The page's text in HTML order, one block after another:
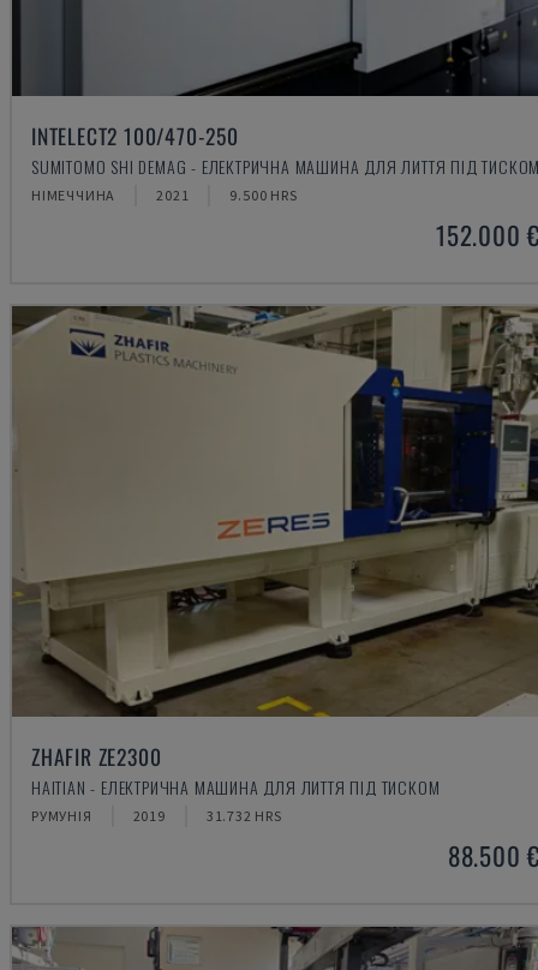
INTELECT2 100/470-250
SUMITOMO SHI DEMAG - ЕЛЕКТРИЧНА МАШИНА ДЛЯ ЛИТТЯ ПІД
НІМЕЧЧИНА 2021 9.500 HRS
152.000
ZHAFIR ZE2300
HAITIAN - ЕЛЕКТРИЧНА МАШИНА ДЛЯ ЛИТТЯ ПІД ТИСКОМ
РУМУНІЯ 2019 31.732 HRS
88.500